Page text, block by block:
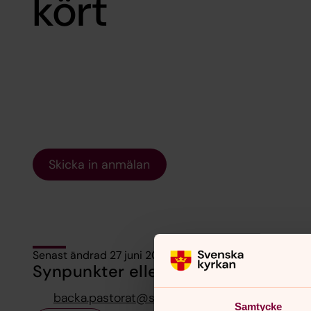
Samtycke
kört
Skicka in anmälan
Senast ändrad 27 juni 2024
Synpunkter eller frågor på sidans
backa.pastorat@svenskakyrkan.se